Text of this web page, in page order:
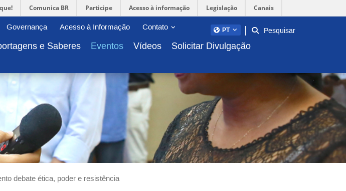
Comunica BR Participe Acesso à informação Legislação Canais
PT Pesquisar
sub-menu
Governança Acesso à Informação ContatoAbrir/fechar sub-menu
e Saberes Eventos Vídeos
Solicitar Divulgação
debate ética, poder e resistência